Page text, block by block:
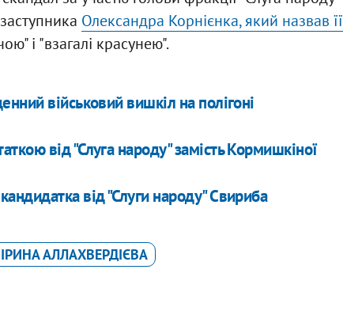
Олександра Корнієнка, який назвав її
і "взагалі красунею".
військовий вишкіл на полігоні
від "Слуга народу" замість Кормишкіної
від "Слуги народу" Свириба
ІРИНА АЛЛАХВЕРДІЄВА